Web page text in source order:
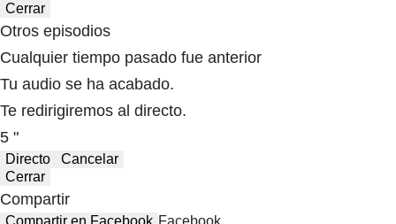
Cerrar
Otros episodios
Cualquier tiempo pasado fue anterior
Tu audio se ha acabado.
Te redirigiremos al directo.
5 "
Directo
Cancelar
Cerrar
Compartir